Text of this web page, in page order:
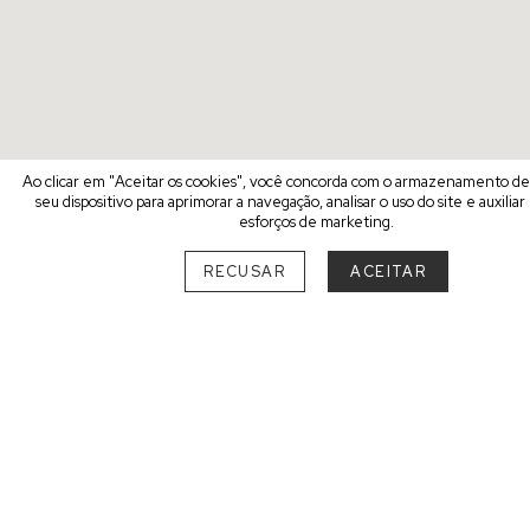
Ao clicar em "Aceitar os cookies", você concorda com o armazenamento
seu dispositivo para aprimorar a navegação, analisar o uso do site e auxiliar
esforços de marketing.
RECUSAR ACEITAR